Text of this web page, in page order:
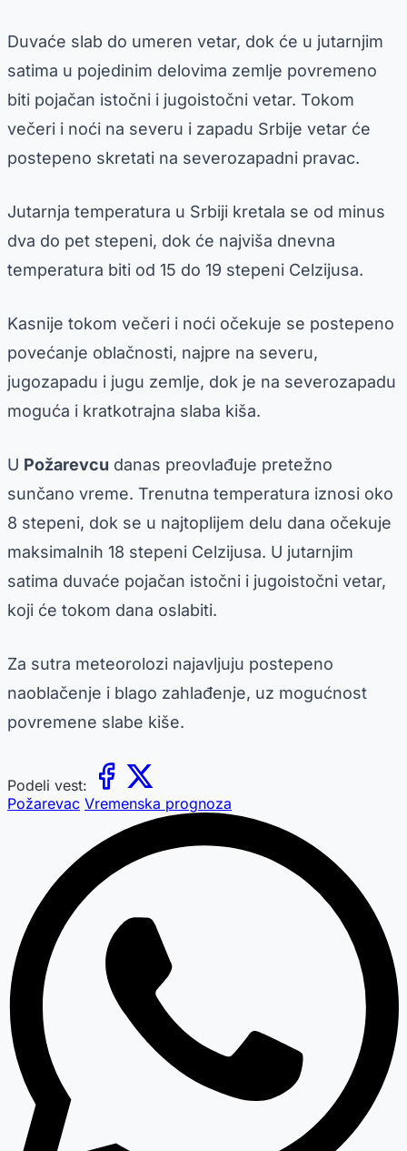
Duvaće slab do umeren vetar, dok će u jutarnjim
satima u pojedinim delovima zemlje povremeno
biti pojačan istočni i jugoistočni vetar. Tokom
večeri i noći na severu i zapadu Srbije vetar će
postepeno skretati na severozapadni pravac.
Jutarnja temperatura u Srbiji kretala se od minus
dva do pet stepeni, dok će najviša dnevna
temperatura biti od 15 do 19 stepeni Celzijusa.
Kasnije tokom večeri i noći očekuje se postepeno
povećanje oblačnosti, najpre na severu,
jugozapadu i jugu zemlje, dok je na severozapadu
moguća i kratkotrajna slaba kiša.
U Požarevcu danas preovlađuje pretežno
sunčano vreme. Trenutna temperatura iznosi oko
8 stepeni, dok se u najtoplijem delu dana očekuje
maksimalnih 18 stepeni Celzijusa. U jutarnjim
satima duvaće pojačan istočni i jugoistočni vetar,
koji će tokom dana oslabiti.
Za sutra meteorolozi najavljuju postepeno
naoblačenje i blago zahlađenje, uz mogućnost
povremene slabe kiše.
Podeli vest:
Požarevac Vremenska prognoza